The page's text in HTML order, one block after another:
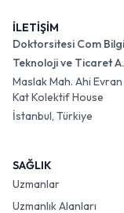
İLETİŞİM
Doktorsitesi Com
Teknoloji ve Ticaret
Maslak Mah. Ahi
Kat Kolektif House
İstanbul, Türkiye
SAĞLIK
Uzmanlar
Uzmanlık Alanları